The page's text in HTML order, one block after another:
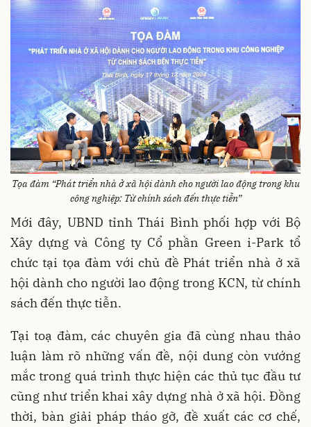
Tọa đàm “Phát triển nhà ở xã hội dành cho người lao động trong khu
công nghiệp: Từ chính sách đến thực tiễn”
Mới đây, UBND tỉnh Thái Bình phối hợp với Bộ
Xây dựng và Công ty Cổ phần Green i-Park tổ
chức tại tọa đàm với chủ đề Phát triển nhà ở xã
hội dành cho người lao động trong KCN, từ chính
sách đến thực tiễn.
Tại toạ đàm, các chuyên gia đã cùng nhau thảo
luận làm rõ những vấn đề, nội dung còn vướng
mắc trong quá trình thực hiện các thủ tục đầu tư
cũng như triển khai xây dựng nhà ở xã hội. Đồng
thời, bàn giải pháp tháo gỡ, đề xuất các cơ chế,